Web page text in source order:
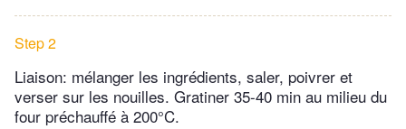
Step 2
Liaison: mélanger les ingrédients, saler, poivrer et
verser sur les nouilles. Gratiner 35-40 min au milieu du
four préchauffé à 200°C.